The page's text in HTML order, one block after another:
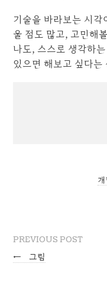
기술을 바라보는 시각
울 점도 많고, 고민해
나도, 스스로 생각하
있으면 해보고 싶다는
PREVIOUS POST
← 그림